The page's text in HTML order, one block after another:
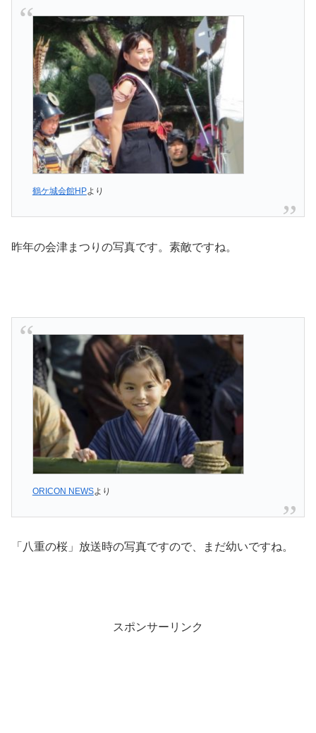
鶴ケ城会館HPより
昨年の会津まつりの写真です。素敵ですね。
ORICON NEWSより
「八重の桜」放送時の写真ですので、まだ幼いですね。
スポンサーリンク